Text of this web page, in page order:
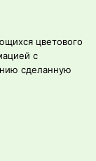
цветового
с
сделанную